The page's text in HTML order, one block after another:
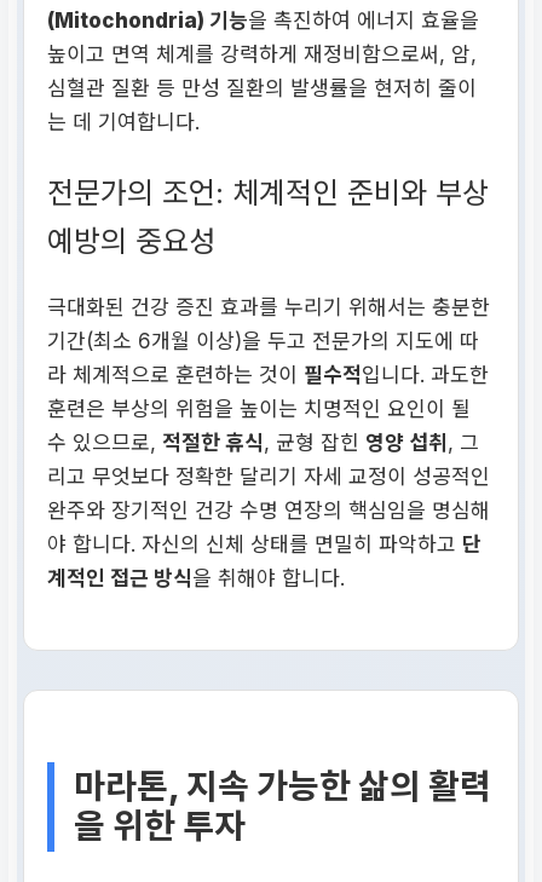
(Mitochondria) 기능을 촉진하여 에너지 효율을
높이고 면역 체계를 강력하게 재정비함으로써, 암,
심혈관 질환 등 만성 질환의 발생률을 현저히 줄이
는 데 기여합니다.
전문가의 조언: 체계적인 준비와 부상
예방의 중요성
극대화된 건강 증진 효과를 누리기 위해서는 충분한
기간(최소 6개월 이상)을 두고 전문가의 지도에 따
라 체계적으로 훈련하는 것이 필수적입니다. 과도한
훈련은 부상의 위험을 높이는 치명적인 요인이 될
수 있으므로, 적절한 휴식, 균형 잡힌 영양 섭취 , 그
리고 무엇보다 정확한 달리기 자세 교정이 성공적인
완주와 장기적인 건강 수명 연장의 핵심임을 명심해
야 합니다. 자신의 신체 상태를 면밀히 파악하고 단
계적인 접근 방식을 취해야 합니다.
마라톤, 지속 가능한 삶의 활력
을 위한 투자